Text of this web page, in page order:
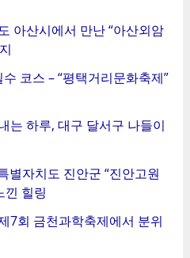
아산시에서 만난 “아산외암
코스 – “평택거리문화축제”
는 하루, 대구 달서구 나들이
별자치도 진안군 “진안고원
낀 힐링
7회 금천과학축제에서 분위